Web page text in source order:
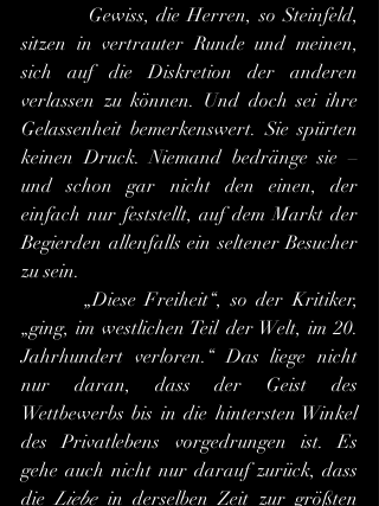
sitzen in vertrauter Runde und meinen,
sich auf die Diskretion der anderen
verlassen zu können. Und doch sei ihre
Gelassenheit bemerkenswert. Sie spürten
keinen Druck. Niemand bedränge sie –
und schon gar nicht den einen, der
einfach nur feststellt, auf dem Markt der
Begierden allenfalls ein seltener Besucher
zu sein.
„ging, im westlichen Teil der Welt, im 20.
Jahrhundert verloren.“ Das liege nicht
nur daran, dass der Geist des
Wettbewerbs bis in die hintersten Winkel
des Privatlebens vorgedrungen ist. Es
gehe auch nicht nur darauf zurück, dass
die Liebe in derselben Zeit zur größten